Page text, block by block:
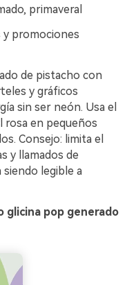
primaveral
promociones
de pistacho con
y gráficos
sin ser neón. Usa el
rosa en pequeños
Consejo: limita el
y llamados de
siendo legible a
glicina pop generado